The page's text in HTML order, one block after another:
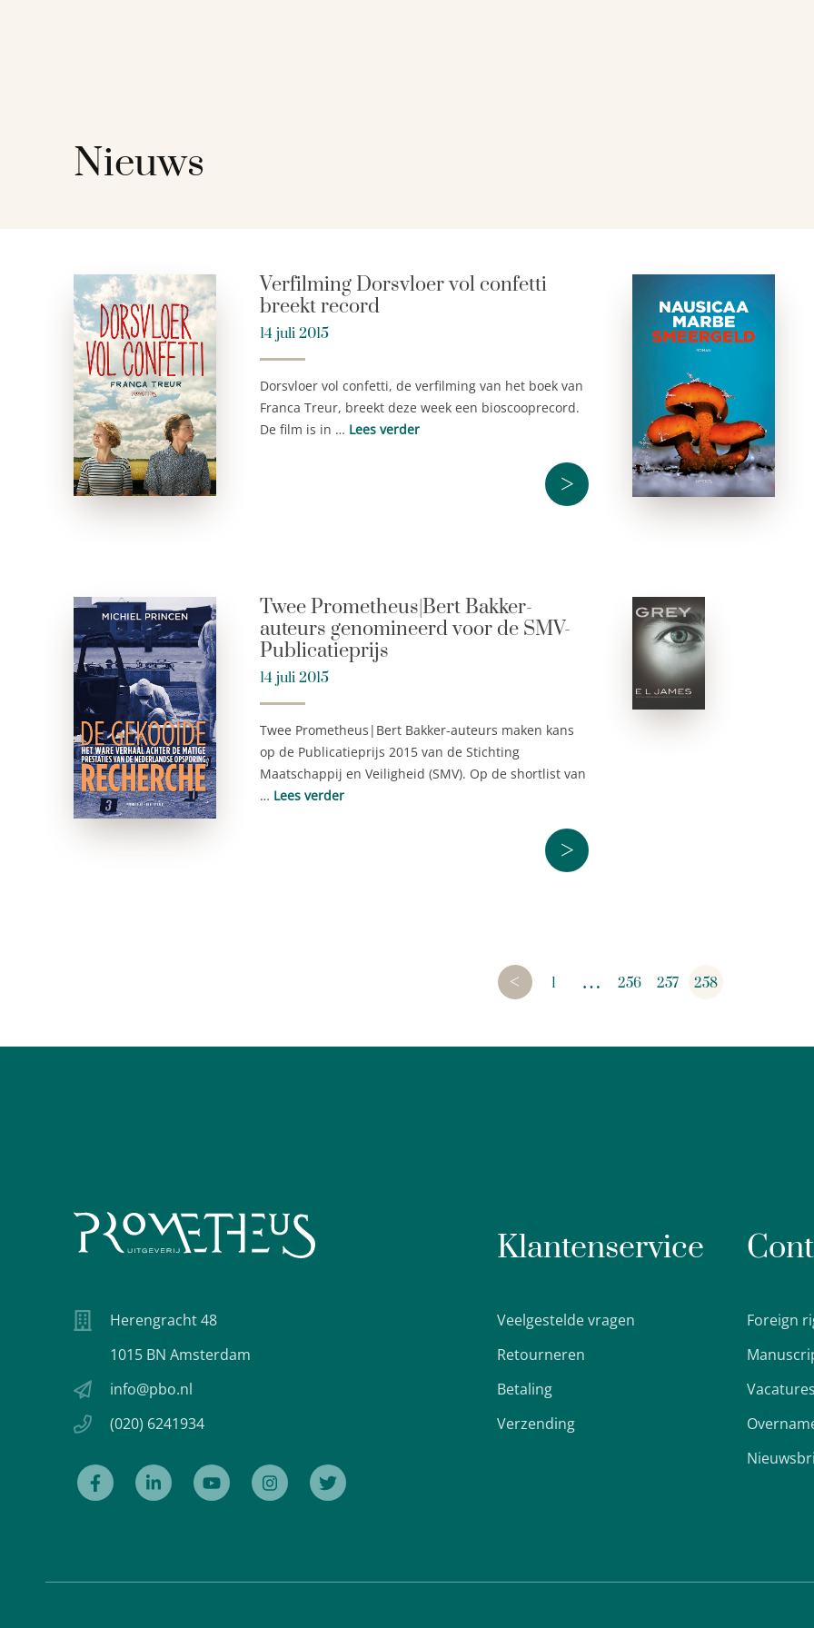
Nieuws
Verfilming Dorsvloer vol confetti
breekt record
14 juli 2015
Dorsvloer vol confetti, de verfilming van het boek van
Franca Treur, breekt deze week een bioscooprecord.
De film is in … Lees verder
>
Twee Prometheus|Bert Bakker-
auteurs genomineerd voor de SMV-
Publicatieprijs
14 juli 2015
Twee Prometheus|Bert Bakker-auteurs maken kans
op de Publicatieprijs 2015 van de Stichting
Maatschappij en Veiligheid (SMV). Op de shortlist van
… Lees verder
>
< 1 … 256 257 258
Herengracht 48
1015 BN Amsterdam
info@pbo.nl
(020) 6241934
Klantenservice
Veelgestelde vragen
Retourneren
Betaling
Verzending
Foreign